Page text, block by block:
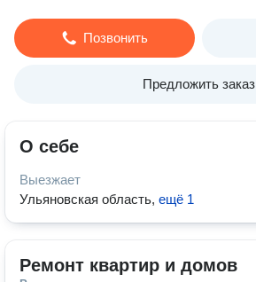
Позвонить
Предложить заказ
О себе
Выезжает
Ульяновская область, ещё 1
Ремонт квартир и домов